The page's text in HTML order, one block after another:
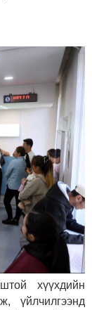
хүүхдийн
үйлчилгээнд